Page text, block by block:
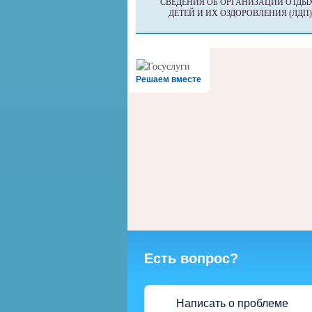
СВЕДЕНИЯ ОБ ОРГАНИЗАЦИИ
ДЕТЕЙ И ИХ ОЗДОРОВЛЕНИЯ (ЛДП)
Решаем вместе
Есть вопрос?
Написать о проблеме